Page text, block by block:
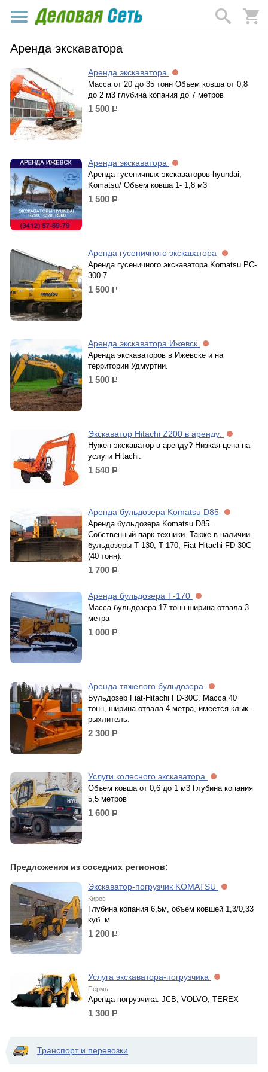
Аренда экскаватора
Аренда экскаватора
Масса от 20 до 35 тонн Объем ковша от 0,8
до 2 м3 глубина копания до 7 метров
1 500 р.
Аренда экскаватора
Аренда гусеничных экскаваторов hyundai,
Komatsu/ Объем ковша 1- 1,8 м3
1 500 р.
Аренда гусеничного экскаватора
Аренда гусеничного экскаватора Komatsu PC-
300-7
1 500 р.
Аренда экскаватора Ижевск
Аренда экскаваторов в Ижевске и на
территории Удмуртии.
1 500 р.
Экскаватор Hitachi Z200 в аренду.
Нужен экскаватор в аренду? Низкая цена на
услуги Hitachi.
1 540 р.
Аренда бульдозера Komatsu D85
Аренда бульдозера Komatsu D85.
Собственный парк техники. Также в наличии
бульдозеры Т-130, Т-170, Fiat-Hitachi FD-30C
(40 тонн).
1 700 р.
Аренда бульдозера Т-170
Масса бульдозера 17 тонн ширина отвала 3
метра
1 000 р.
Аренда тяжелого бульдозера
Бульдозер Fiat-Hitachi FD-30C. Масса 40
тонн, ширина отвала 4 метра, имеется клык-
рыхлитель.
2 300 р.
Услуги колесного экскаватора
Объем ковша от 0,6 до 1 м3 Глубина копания
5,5 метров
1 600 р.
Предложения из соседних регионов:
Экскаватор-погрузчик KOMATSU
Киров
Глубина копания 6,5м, объем ковшей 1,3/0,33
куб. м
1 200 р.
Услуга экскаватора-погрузчика
Пермь
Аренда погрузчика. JCB, VOLVO, TEREX
1 300 р.
Транспорт и перевозки